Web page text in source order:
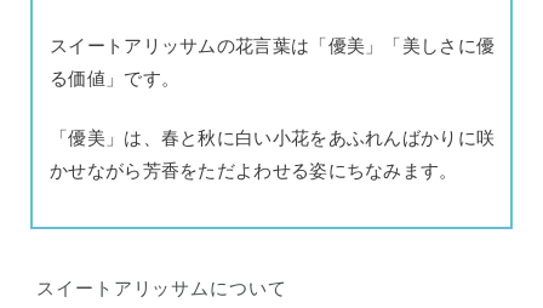
スイートアリッサムの花言葉は「優美」「美しさに優
る価値」です。
「優美」は、春と秋に白い小花をあふれんばかりに咲
かせながら芳香をただよわせる姿にちなみます。
スイートアリッサムについて